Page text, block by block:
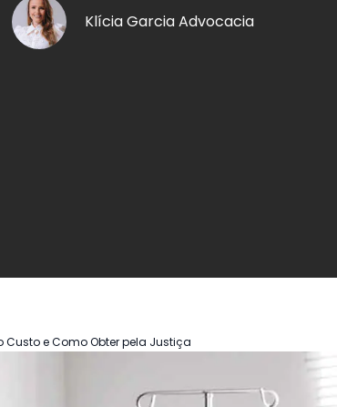
Klícia Garcia Advocacia
e Como Obter pela Justiça